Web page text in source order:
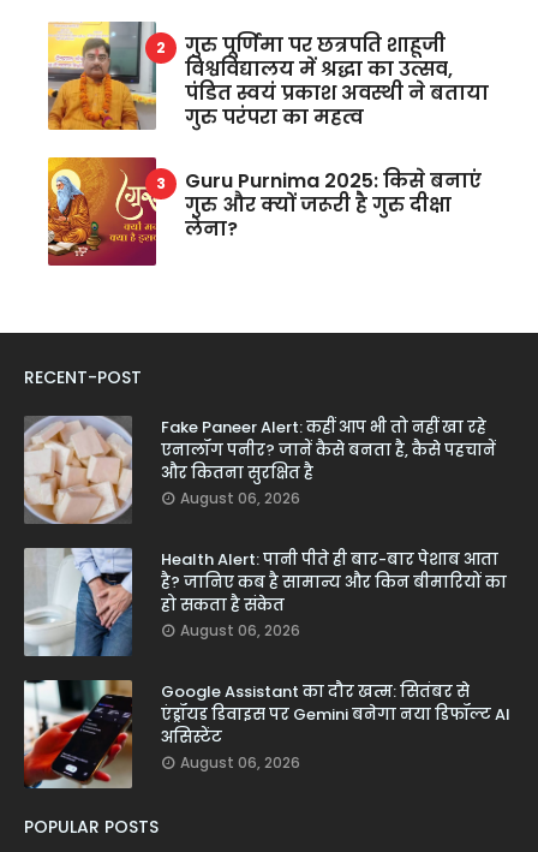
गुरु पूर्णिमा पर छत्रपति शाहूजी
विश्वविद्यालय में श्रद्धा का उत्सव,
पंडित स्वयं प्रकाश अवस्थी ने बताया
गुरु परंपरा का महत्व
Guru Purnima 2025: किसे बनाएं
गुरु और क्यों जरूरी है गुरु दीक्षा
लेना?
RECENT-POST
Fake Paneer Alert: कहीं आप भी तो नहीं खा रहे
एनालॉग पनीर? जानें कैसे बनता है, कैसे पहचानें
और कितना सुरक्षित है
August 06, 2026
Health Alert: पानी पीते ही बार-बार पेशाब आता
है? जानिए कब है सामान्य और किन बीमारियों का
हो सकता है संकेत
August 06, 2026
Google Assistant का दौर खत्म: सितंबर से
एंड्रॉयड डिवाइस पर Gemini बनेगा नया डिफॉल्ट AI
असिस्टेंट
August 06, 2026
POPULAR POSTS